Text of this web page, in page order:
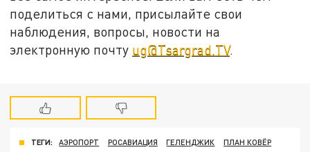
поделиться с нами, присылайте свои
наблюдения, вопросы, новости на
электронную почту ug@Tsargrad.TV.
ТЕГИ: АЭРОПОРТ РОСАВИАЦИЯ ГЕЛЕНДЖИК ПЛАН КОВЁР